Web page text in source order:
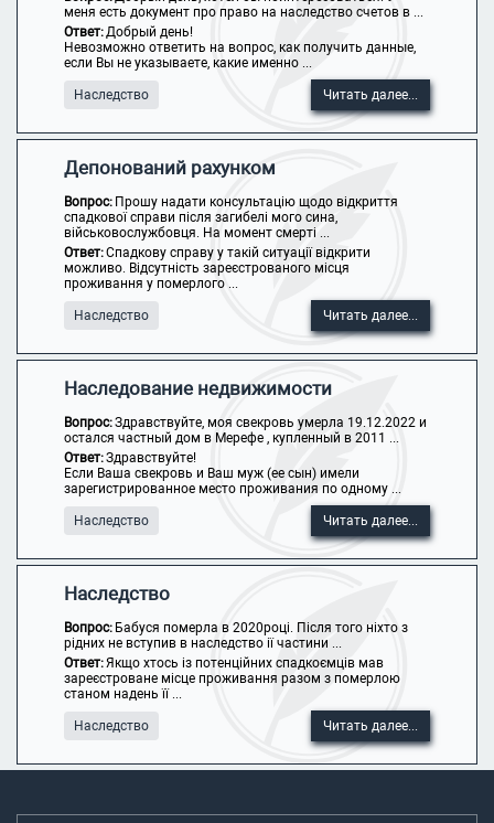
меня есть документ про право на наследство счетов в ...
Ответ:Добрый день!
Невозможно ответить на вопрос, как получить данные,
если Вы не указываете, какие именно ...
Наследство Читать далее...
Депонований рахунком
Вопрос: Прошу надати консультацію щодо відкриття
спадкової справи після загибелі мого сина,
військовослужбовця. На момент смерті ...
Ответ:Спадкову справу у такій ситуації відкрити
можливо. Відсутність зареєстрованого місця
проживання у померлого ...
Наследство Читать далее...
Наследование недвижимости
Вопрос:Здравствуйте, моя свекровь умерла 19.12.2022 и
остался частный дом в Мерефе , купленный в 2011 ...
Ответ:Здравствуйте!
Если Ваша свекровь и Ваш муж (ее сын) имели
зарегистрированное место проживания по одному ...
Наследство Читать далее...
Наследство
Вопрос: Бабуся померла в 2020році. Після того ніхто з
рідних не вступив в наследство ії частини ...
Ответ:Якщо хтось із потенційних спадкоємців мав
зареєстроване місце проживання разом з померлою
станом надень її ...
Наследство Читать далее...